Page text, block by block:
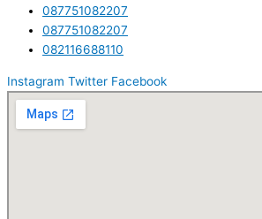
087751082207
087751082207
082116688110
Instagram Twitter Facebook